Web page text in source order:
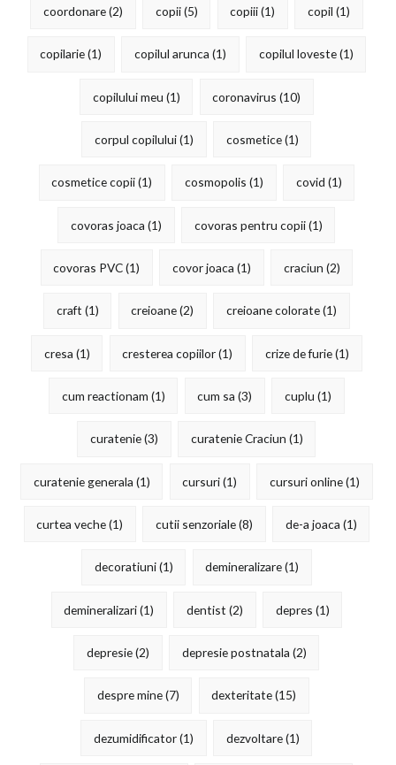
coordonare(2) copii(5) copiii(1) copil (1)
copilarie(1) copilul arunca (1) copilul loveste(1)
copilului meu (1) coronavirus (10)
corpul copilului(1) cosmetice(1)
cosmetice copii(1) cosmopolis (1) covid (1)
covoras joaca (1) covoras pentru copii(1)
covoras PVC(1) covor joaca (1) craciun (2)
craft (1) creioane(2) creioane colorate(1)
cresa (1) cresterea copiilor(1) crize de furie(1)
cum reactionam (1) cum sa (3) cuplu (1)
curatenie(3) curatenie Craciun (1)
curatenie generala (1) cursuri(1) cursuri online(1)
curtea veche(1) cutii senzoriale(8) de-a joaca (1)
decoratiuni(1) demineralizare(1)
demineralizari(1) dentist (2) depres (1)
depresie(2) depresie postnatala (2)
despre mine(7) dexteritate(15)
dezumidificator(1) dezvoltare(1)